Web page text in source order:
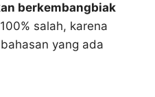
berkembangbiak
salah, karena
yang ada